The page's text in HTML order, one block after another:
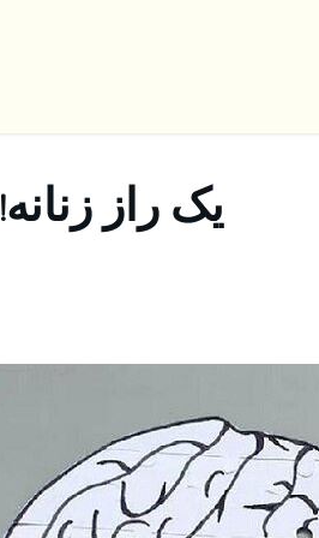
یک راز زنانه!